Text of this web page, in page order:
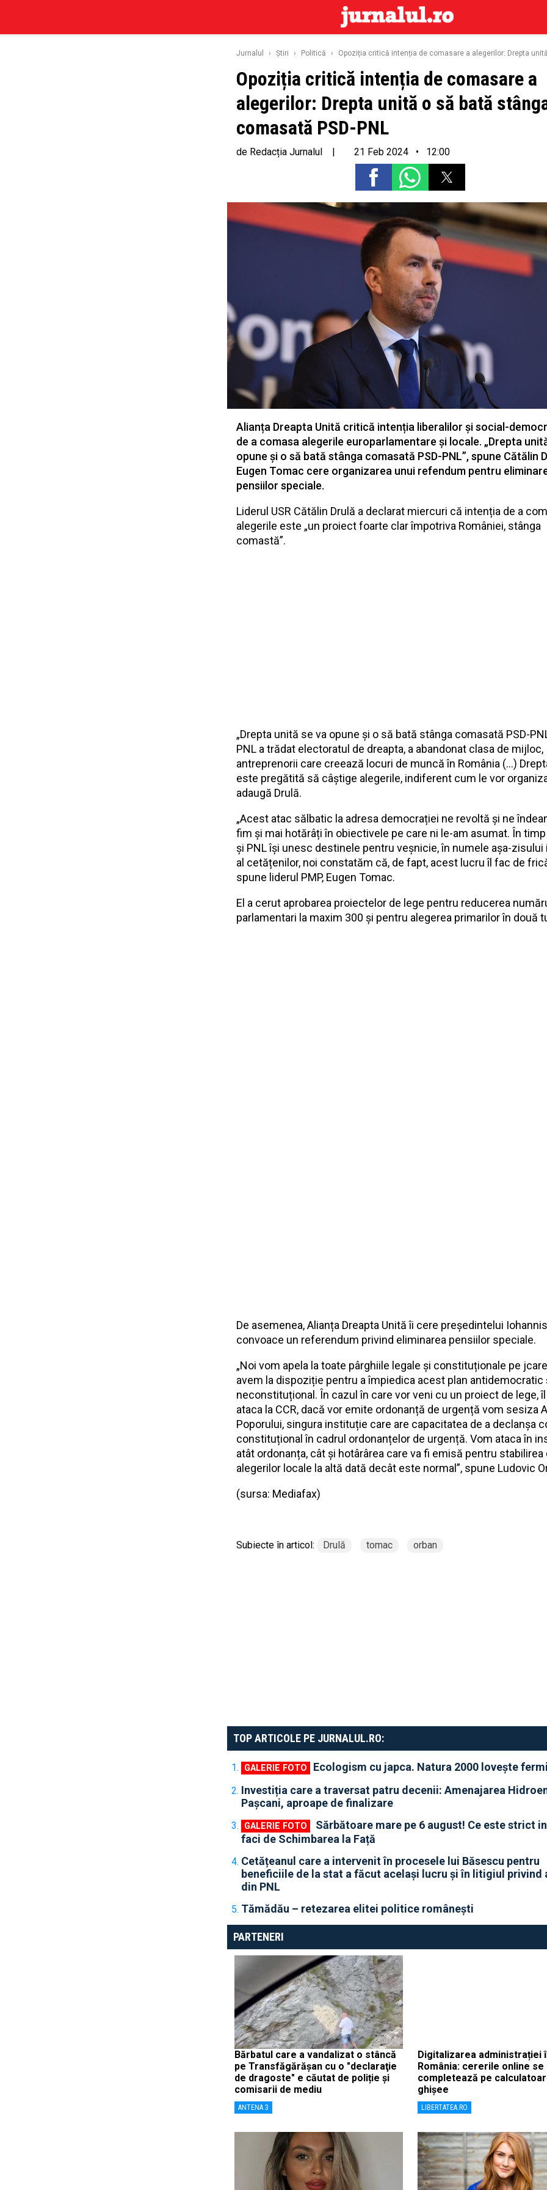
Jurnalul › Ştiri › Politică › Opoziția critică intenția de comasare a alegerilor: Drepta
Opoziția critică intenția de comasare a
alegerilor: Drepta unită o să bată
comasată PSD-PNL
de Redacția Jurnalul | 21 Feb 2024 • 12:00
Alianța Dreapta Unită critică intenția liberalilor și social-
de a comasa alegerile europarlamentare și locale. „Drepta
opune și o să bată stânga comasată PSD-PNL”, spune Cătălin
Eugen Tomac cere organizarea unui refendum pentru
pensiilor speciale.
Liderul USR Cătălin Drulă a declarat miercuri că intenția de a
alegerile este „un proiect foarte clar împotriva României, stânga
comastă”.
„Drepta unită se va opune și o să bată stânga comasată PSD-
PNL a trădat electoratul de dreapta, a abandonat clasa de mijloc,
antreprenorii care creează locuri de muncă în România (...)
este pregătită să câștige alegerile, indiferent cum le vor
adaugă Drulă.
„Acest atac sălbatic la adresa democrației ne revoltă și ne
fim și mai hotărâți în obiectivele pe care ni le-am asumat. În timp
și PNL își unesc destinele pentru veșnicie, în numele așa-zisului
al cetățenilor, noi constatăm că, de fapt, acest lucru îl fac de
spune liderul PMP, Eugen Tomac.
El a cerut aprobarea proiectelor de lege pentru reducerea
parlamentari la maxim 300 și pentru alegerea primarilor în două
De asemenea, Alianța Dreapta Unită îi cere președintelui
convoace un referendum privind eliminarea pensiilor speciale.
„Noi vom apela la toate pârghiile legale și constituționale pe
avem la dispoziție pentru a împiedica acest plan antidemocratic
neconstituțional. În cazul în care vor veni cu un proiect de lege,
ataca la CCR, dacă vor emite ordonanță de urgență vom sesiza
Poporului, singura instituție care are capacitatea de a declanșa
constituțional în cadrul ordonanțelor de urgență. Vom ataca în
atât ordonanța, cât și hotârârea care va fi emisă pentru stabilirea
alegerilor locale la altă dată decât este normal”, spune Ludovic
(sursa: Mediafax)
Subiecte în articol: Drulă tomac orban
TOP ARTICOLE PE JURNALUL.RO:
Ecologism cu japca. Natura 2000 lovește
Investiția care a traversat patru decenii: Amenajarea
Pașcani, aproape de finalizare
Sărbătoare mare pe 6 august! Ce este strict
faci de Schimbarea la Față
Cetățeanul care a intervenit în procesele lui Băsescu pentru
beneficiile de la stat a făcut același lucru și în litigiul privind
din PNL
Tămădău – retezarea elitei politice românești
PARTENERI
Bărbatul care a vandalizat o stâncă
pe Transfăgărășan cu o "declaraţie
de dragoste" e căutat de poliție și
comisarii de mediu
ANTENA 3
Digitalizarea administrației
România: cererile online se
completează pe
ghișee
LIBERTATEA.RO